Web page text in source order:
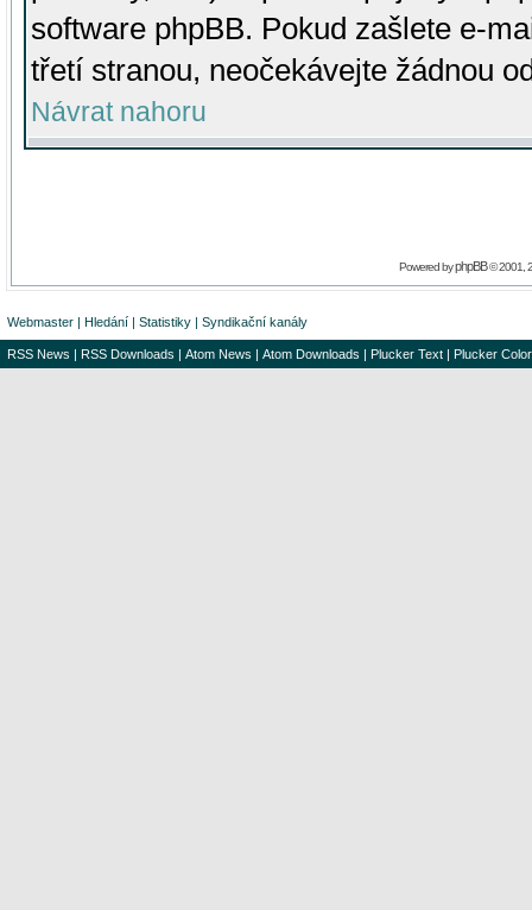
software phpBB. Pokud zašlete e-
třetí stranou, neočekávejte žádnou
Návrat nahoru
Powered byphpBB© 2001,
Webmaster | Hledání | Statistiky | Syndikační kanály
RSS News | RSS Downloads | Atom News | Atom Downloads | Plucker Text | Plucker Color